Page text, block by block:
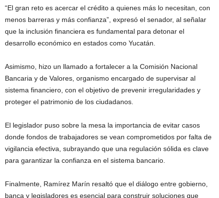
“El gran reto es acercar el crédito a quienes más lo necesitan, con
menos barreras y más confianza”, expresó el senador, al señalar
que la inclusión financiera es fundamental para detonar el
desarrollo económico en estados como Yucatán.
Asimismo, hizo un llamado a fortalecer a la Comisión Nacional
Bancaria y de Valores , organismo encargado de supervisar al
sistema financiero, con el objetivo de prevenir irregularidades y
proteger el patrimonio de los ciudadanos.
El legislador puso sobre la mesa la importancia de evitar casos
donde fondos de trabajadores se vean comprometidos por falta de
vigilancia efectiva, subrayando que una regulación sólida es clave
para garantizar la confianza en el sistema bancario.
Finalmente, Ramírez Marín resaltó que el diálogo entre gobierno,
banca y legisladores es esencial para construir soluciones que